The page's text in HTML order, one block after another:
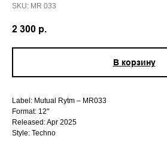
SKU: MR 033
2 300 р.
В корзину
Label: Mutual Rytm – MR033
Format: 12"
Released: Apr 2025
Style: Techno